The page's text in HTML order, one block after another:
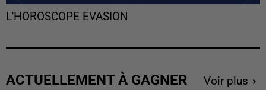
L'HOROSCOPE EVASION
ACTUELLEMENT À GAGNER Voir plus